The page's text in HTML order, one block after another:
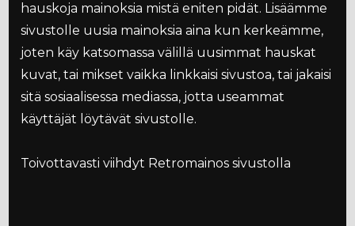
hauskoja mainoksia mistä eniten pidät. Lisäämme
sivustolle uusia mainoksia aina kun kerkeämme,
joten käy katsomassa välillä uusimmat hauskat
kuvat, tai mikset vaikka linkkaisi sivustoa, tai jakaisi
sitä sosiaalisessa mediassa, jotta useammat
käyttäjät löytävät sivustolle.
Toivottavasti viihdyt Retromainos sivustolla